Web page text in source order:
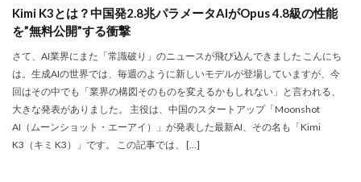
Kimi K3とは？中国発2.8兆パラメータAIがOpus 4.8級の性能
を”無料公開”する衝撃
さて、AI業界にまた「常識破り」のニュースが飛び込んできました こんにち
は。生成AIの世界では、毎週のように新しいモデルが登場していますが、今
回はその中でも「業界の構図そのものを変えるかもしれない」と言われる、
大きな発表がありました。 主役は、中国のスタートアップ「Moonshot
AI（ムーンショット・エーアイ）」が発表した最新AI、その名も「Kimi
K3（キミ K3）」です。 この記事では、 […]
AppleWatch11
AppleWatchSE3
AppleWatchUltra3
Appleイベント
Apple値上げ2026
Apple初売り
Apple初売り2026
Apple最新情報
AppStore
AppStore アプリ値上げ
ARグラス
Beats by Dr.dre
Beats EP
Beats tour v2
Beats X Canon
Canon C50